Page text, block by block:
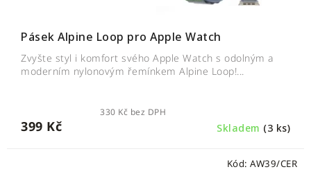
Pásek Alpine Loop pro Apple Watch
Skladem (3 ks)
330 Kč bez DPH
399 Kč
Zvyšte styl i komfort svého Apple Watch s odolným a
moderním nylonovým řemínkem Alpine Loop!...
Kód: AW39/CER